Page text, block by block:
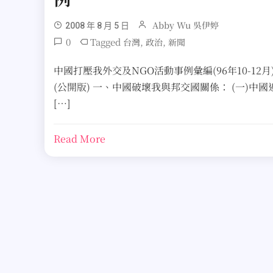
2008 年 8 月 5 日 Abby Wu 吳伊婷
0 Tagged 台灣, 政治, 新聞
中國打壓我外交及NGO活動事例彙編(96年10-12
(公開版) 一、中國破壞我與邦交國關係： (一)中國
[…]
Read More